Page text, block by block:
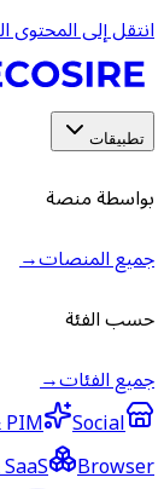
انتقل إلى المحتوى
تطبيقات
بواسطة منصة
جميع المنصات→
حسب الفئة
جميع الفئات→
Social
Browser